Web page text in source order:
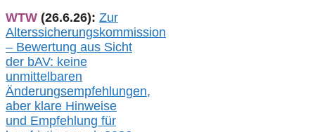
WTW (26.6.26): Zur
Alterssicherungskommission
– Bewertung aus Sicht
der bAV: keine
unmittelbaren
Änderungsempfehlungen,
aber klare Hinweise
und Empfehlung für